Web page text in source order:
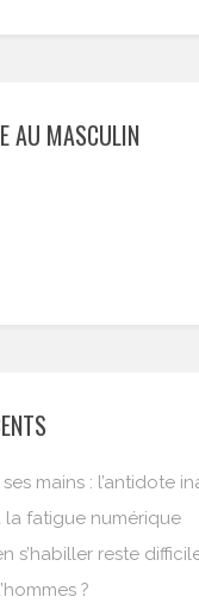
AU MASCULIN
mains : l’antidote
la fatigue numérique
s’habiller reste
?